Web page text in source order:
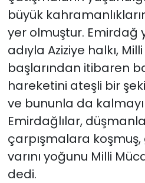
büyük
yer olmuştur. Emirdağ
adıyla Aziziye halkı,
başlarından itibaren
hareketini ateşli bir
ve bununla da
Emirdağlılar,
çarpışmalara
varını yoğunu Milli
dedi.